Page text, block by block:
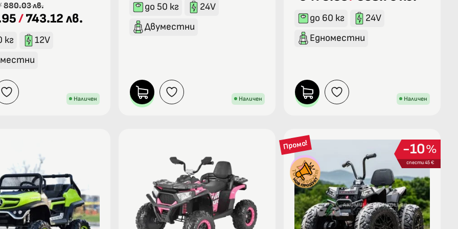
880.03 лв.
/743.12 лв.
кг
12V
Наличен
до 50 кг
24V
Двуместни
Наличен
до 60 кг
24V
Едноместни
Наличен
Промо! %
10
спести 45 €